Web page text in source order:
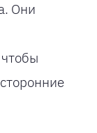
Они